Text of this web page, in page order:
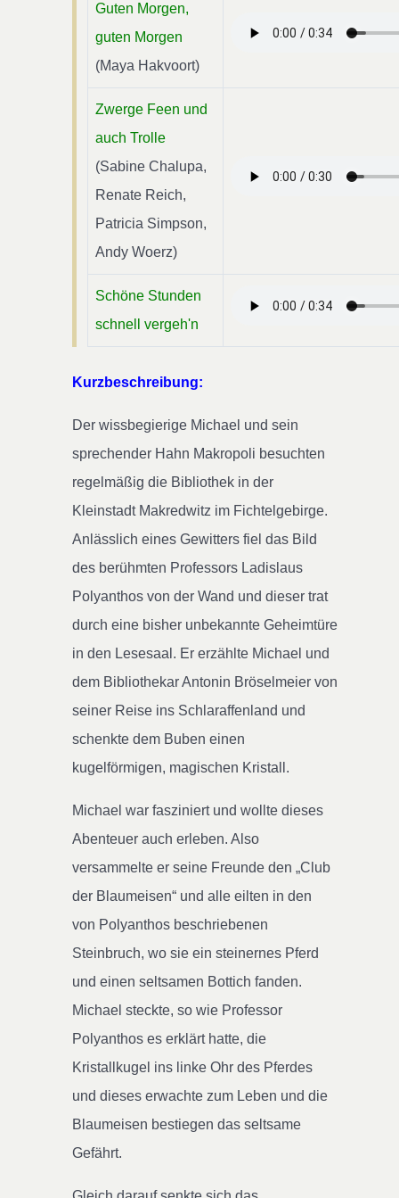
Guten Morgen,
guten Morgen
(Maya Hakvoort)
Zwerge Feen und
auch Trolle
(Sabine Chalupa,
Renate Reich,
Patricia Simpson,
Andy Woerz)
Schöne Stunden
schnell vergeh'n
Kurzbeschreibung:
Der wissbegierige Michael und sein
sprechender Hahn Makropoli besuchten
regelmäßig die Bibliothek in der
Kleinstadt Makredwitz im Fichtelgebirge.
Anlässlich eines Gewitters fiel das Bild
des berühmten Professors Ladislaus
Polyanthos von der Wand und dieser trat
durch eine bisher unbekannte Geheimtüre
in den Lesesaal. Er erzählte Michael und
dem Bibliothekar Antonin Bröselmeier von
seiner Reise ins Schlaraffenland und
schenkte dem Buben einen
kugelförmigen, magischen Kristall.
Michael war fasziniert und wollte dieses
Abenteuer auch erleben. Also
versammelte er seine Freunde den „Club
der Blaumeisen“ und alle eilten in den
von Polyanthos beschriebenen
Steinbruch, wo sie ein steinernes Pferd
und einen seltsamen Bottich fanden.
Michael steckte, so wie Professor
Polyanthos es erklärt hatte, die
Kristallkugel ins linke Ohr des Pferdes
und dieses erwachte zum Leben und die
Blaumeisen bestiegen das seltsame
Gefährt.